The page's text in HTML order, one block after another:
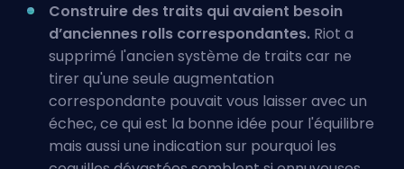
Construire des traits qui avaient besoin
d’anciennes rolls correspondantes. Riot a
supprimé l'ancien système de traits car ne
tirer qu'une seule augmentation
correspondante pouvait vous laisser avec un
échec, ce qui est la bonne idée pour l'équilibre
mais aussi une indication sur pourquoi les